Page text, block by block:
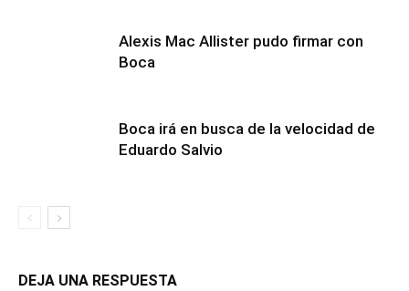
Alexis Mac Allister pudo firmar con
Boca
Boca irá en busca de la velocidad de
Eduardo Salvio
DEJA UNA RESPUESTA